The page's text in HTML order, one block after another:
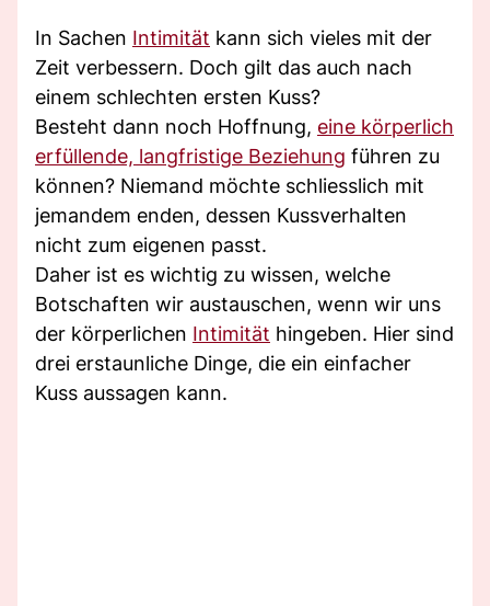
In Sachen Intimität kann sich vieles mit der
Zeit verbessern. Doch gilt das auch nach
einem schlechten ersten Kuss?
Besteht dann noch Hoffnung, eine körperlich
erfüllende, langfristige Beziehung führen zu
können? Niemand möchte schliesslich mit
jemandem enden, dessen Kussverhalten
nicht zum eigenen passt.
Daher ist es wichtig zu wissen, welche
Botschaften wir austauschen, wenn wir uns
der körperlichen Intimität hingeben. Hier sind
drei erstaunliche Dinge, die ein einfacher
Kuss aussagen kann.